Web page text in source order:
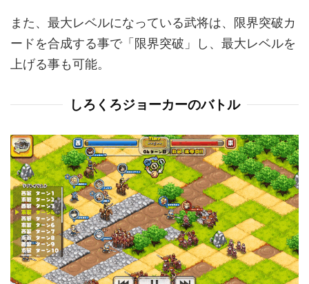
また、最大レベルになっている武将は、限界突破カ
ードを合成する事で「限界突破」し、最大レベルを
上げる事も可能。
しろくろジョーカーのバトル